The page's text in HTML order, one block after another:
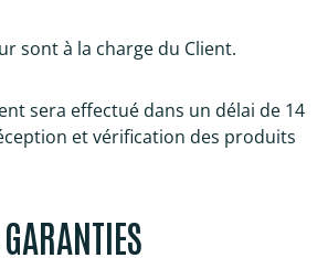
sont à la charge du Client.
sera effectué dans un délai de 14
et vérification des produits